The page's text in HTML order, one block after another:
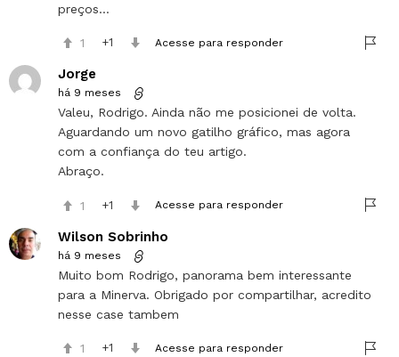
preços…
1 1 Acesse para responder
Jorge
há 9 meses
Valeu, Rodrigo. Ainda não me posicionei de volta.
Aguardando um novo gatilho gráfico, mas agora
com a confiança do teu artigo.
Abraço.
1 1 Acesse para responder
Wilson Sobrinho
há 9 meses
Muito bom Rodrigo, panorama bem interessante
para a Minerva. Obrigado por compartilhar, acredito
nesse case tambem
1 1 Acesse para responder